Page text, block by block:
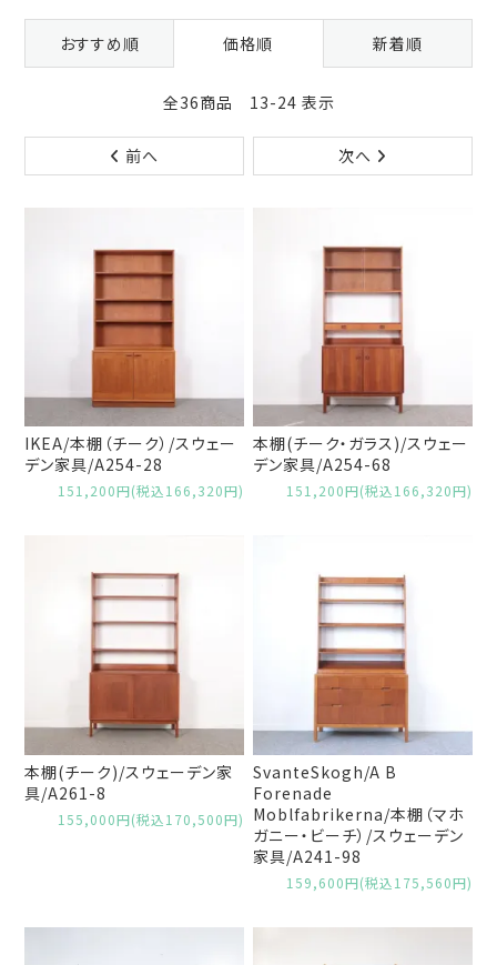
おすすめ順 価格順 新着順
全36商品 13-24 表示
前へ 次へ
IKEA/本棚（チーク）/スウェー
デン家具/A254-28
151,200円(税込166,320円)
本棚(チーク・ガラス)/スウェー
デン家具/A254-68
151,200円(税込166,320円)
本棚(チーク)/スウェーデン家
具/A261-8
155,000円(税込170,500円)
SvanteSkogh/A B
Forenade
Moblfabrikerna/本棚（マホ
ガニー・ビーチ）/スウェーデン
家具/A241-98
159,600円(税込175,560円)